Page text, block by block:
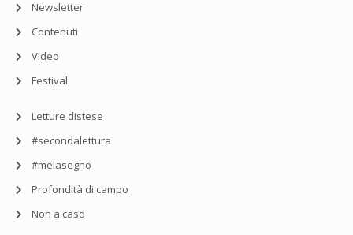
Newsletter
Contenuti
Video
Festival
Letture distese
#secondalettura
#melasegno
Profondità di campo
Non a caso